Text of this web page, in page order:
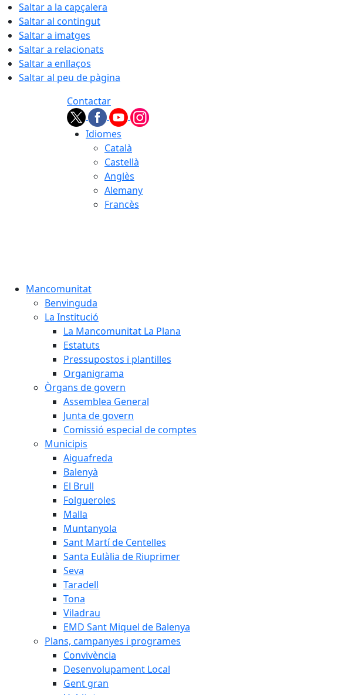
Saltar a la capçalera
Saltar al contingut
Saltar a imatges
Saltar a relacionats
Saltar a enllaços
Saltar al peu de pàgina
Contactar
Idiomes
Català
Castellà
Anglès
Alemany
Francès
Mancomunitat
Benvinguda
La Institució
La Mancomunitat La Plana
Estatuts
Pressupostos i plantilles
Organigrama
Òrgans de govern
Assemblea General
Junta de govern
Comissió especial de comptes
Municipis
Aiguafreda
Balenyà
El Brull
Folgueroles
Malla
Muntanyola
Sant Martí de Centelles
Santa Eulàlia de Riuprimer
Seva
Taradell
Tona
Viladrau
EMD Sant Miquel de Balenya
Plans, campanyes i programes
Convivència
Desenvolupament Local
Gent gran